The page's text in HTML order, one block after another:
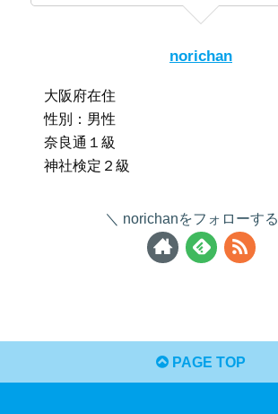
norichan
大阪府在住
性別：男性
奈良通１級
神社検定２級
norichanをフォローする
PAGE TOP